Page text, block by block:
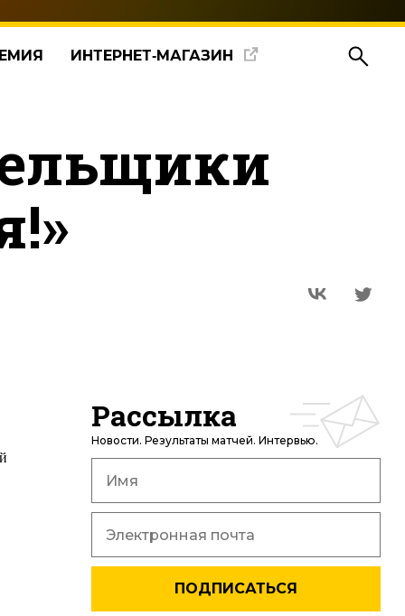
ИНТЕРНЕТ‑МАГАЗИН
Рассылка
Новости. Результаты матчей. Интервью.
ПОДПИСАТЬСЯ